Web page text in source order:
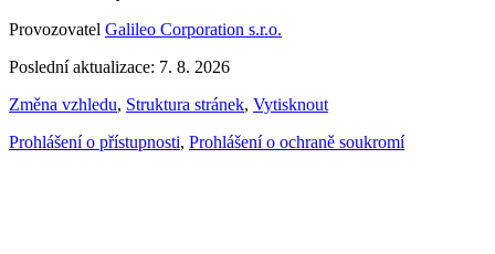
Provozovatel Galileo Corporation s.r.o.
Poslední aktualizace: 7. 8. 2026
Změna vzhledu, Struktura stránek, Vytisknout
Prohlášení o přístupnosti, Prohlášení o ochraně soukromí